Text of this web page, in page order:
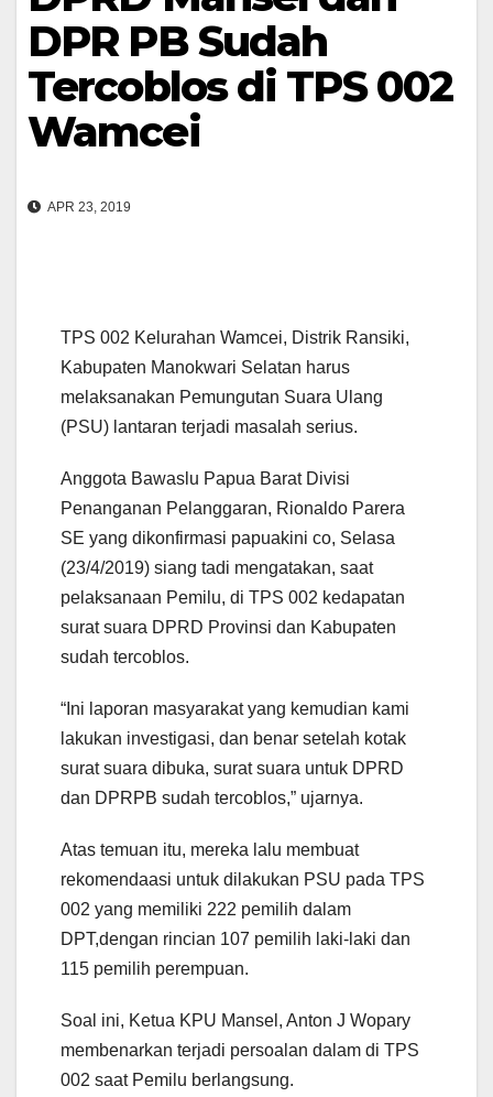
DPR PB Sudah
Tercoblos di TPS 002
Wamcei
APR 23, 2019
TPS 002 Kelurahan Wamcei, Distrik Ransiki,
Kabupaten Manokwari Selatan harus
melaksanakan Pemungutan Suara Ulang
(PSU) lantaran terjadi masalah serius.
Anggota Bawaslu Papua Barat Divisi
Penanganan Pelanggaran, Rionaldo Parera
SE yang dikonfirmasi papuakini co, Selasa
(23/4/2019) siang tadi mengatakan, saat
pelaksanaan Pemilu, di TPS 002 kedapatan
surat suara DPRD Provinsi dan Kabupaten
sudah tercoblos.
“Ini laporan masyarakat yang kemudian kami
lakukan investigasi, dan benar setelah kotak
surat suara dibuka, surat suara untuk DPRD
dan DPRPB sudah tercoblos,” ujarnya.
Atas temuan itu, mereka lalu membuat
rekomendaasi untuk dilakukan PSU pada TPS
002 yang memiliki 222 pemilih dalam
DPT,dengan rincian 107 pemilih laki-laki dan
115 pemilih perempuan.
Soal ini, Ketua KPU Mansel, Anton J Wopary
membenarkan terjadi persoalan dalam di TPS
002 saat Pemilu berlangsung.